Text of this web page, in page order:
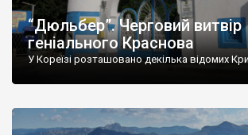
“Дюльбер”. Черговий витвір
геніального Краснова
У Кореїзі розташовано декілька відомих